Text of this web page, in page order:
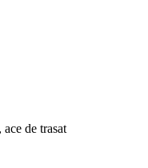
de trasat